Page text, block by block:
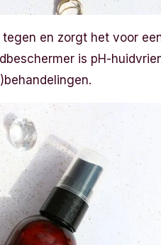
en zorgt het voor
is pH-